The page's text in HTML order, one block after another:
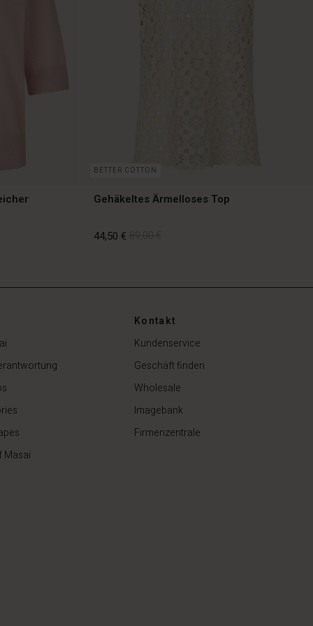
BETTER COTTON
Gehäkeltes Ärmelloses Top
44,50 €
Masai
Kontakt
Kundenservice
Geschäft finden
Wholesale
Imagebank
Firmenzentrale